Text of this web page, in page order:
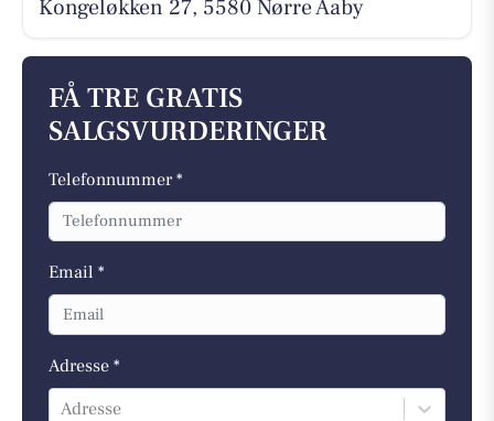
Kongeløkken 27, 5580 Nørre Aaby
FÅ TRE GRATIS
SALGSVURDERINGER
Telefonnummer *
Email *
Adresse *
Adresse